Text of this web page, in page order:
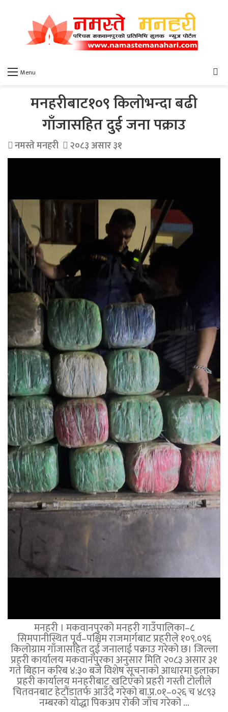
Menu
मनहरीबाट१०९ किलोभन्दा बढी
गाँजासहित दुई जना पक्राउ
नमस्ते मनहरी २०८३ असार ३१
मनहरी । मकवानपुरको मनहरी गाउँपालिका–८
सिमपानीस्थित पूर्व–पश्चिम राजमार्गबाट प्रहरीले १०९.०९६
किलोग्राम गाँजासहित दुई जनालाई पक्राउ गरेको छ। जिल्ला
प्रहरी कार्यालय मकवानपुरका अनुसार मिति २०८३ असार ३१
गते बिहान करिब ४:३० बजे विशेष सूचनाको आधारमा इलाका
प्रहरी कार्यालय मनहरीबाट खटिएको प्रहरी गस्ती टोलीले
चितवनबाट हेटौंडातर्फ आउँदै गरेको बा.प्र.०१–०२६ च ४८९३
नम्बरको योद्धा पिकअप रोकी जाँच गरेको …